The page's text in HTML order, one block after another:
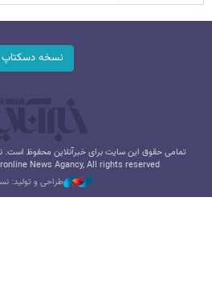
نسخه دسکتاپ
تمامی حقوق این سایت برای خبرآنلاین محفوظ است.
News Agancy, All rights reserved
طراحی و تولید: